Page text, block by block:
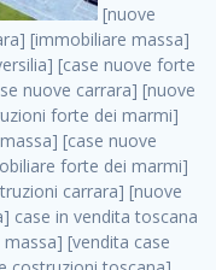
[nuove costruzioni versilia] [vendita case carrara] [immobiliare massa] [case nuove toscana] [case in vendita versilia] [case nuove forte dei marmi] [case in vendita carrara] [case nuove carrara] [nuove costruzioni pietrasanta] [nuove costruzioni forte dei marmi] [immobiliare versilia] [case nuove massa] [case nuove pietrasanta] [case nuove liguria] [immobiliare forte dei marmi] [nuove costruzioni liguria] [nuove costruzioni carrara] [nuove costruzioni massa] [immobiliare carrara] case in vendita toscana [immobiliare liguria] [case in vendita massa] [vendita case massa] [vendita case versilia] [nuove costruzioni toscana] [immobiliare pietrasanta] [immobiliare toscana] [case nuove versilia] nuove costruzioni case nuove in vendita case nuove case in costruzione case nuova costruzione appartamenti nuova costruzione case in vendita nuove costruzioni terreno edificabile nuove costruzioni milano marina di carrara carrara massa massa carrara toscana versilia case in vendita a milano case in vendita a roma appartamenti nuovi in vendita vendita case milano case in vendita torino case in vendita milano case di nuova costruzione nuove costruzioni roma case in vendita roma , costruttori ville . vendita case roma vendita case torino villette nuova costruzione vendita case privati cerco casa milano vendita case impresa edile vendita case genova vendita immobili vendita case nuove cerco casa ville nuova costruzione annunci case in vendita case in vendita nuova costruzione nuove case in vendita case in vendita da privati villette a schiera cerco casa in vendita case in affitto vendita nuove costruzioni costruire case affitto affitto negozio milano cerco casa roma cerco casa nuova costruzione appartamenti in costruzione, costruttori ville . case nuove vendita case in vendita nuove case nuove milano nuove costruzioni morena case in vendita costruzioni case case in vendita tor vergata nuova annunci vendita case case in vendita milano centro, costruttori ville . vendita case nuova costruzione case in vendita privati agenzia immobiliare appartamenti di nuova costruzione ville in costruzione case in vendita a opera nuova costruzione nuove costruzioni torino, costruttori ville . appartamenti nuovi impresa edile roma trova casa costruzioni nuove appartamenti in affitto cantieri in costruzione, costruttori ville . immobiliare nuove costruzioni case in vendita dragona appartamenti in vendita siti vendita case case in vendita roma nord nuovi costruzioni ville nuove in vendita nuove costruzioni in vendita trovocasa cerco casa affitto villette in vendita nuove costruzioni immobiliari nuove costruzioni bologna toscano immobiliare palermo nuovi appartamenti vendita case dragona nuova costruzione case in vendita villaggio prenestino, costruttori ville . case in vendita dal costruttore imprese edili torino nuove costruzioni firenze immobiliare case nuove in costruzione toscano immobiliare milano, costruttori ville . casanuova case in vendita acilia dragona case in vendita di nuova costruzione case in vendita da costruttore nuove costruzioni eur case e cantieri appartamenti in vendita nuova costruzione case in vendita a dragona roma case in vendita nuove case in costruzione porta portese immobiliare appartamenti cerco casa disperatamente case in vendita torresina cascine in vendita vendita immobili roma, costruttori ville . milano nuove costruzioni morena case in vendita costruzioni edili nuove costruzioni catania visure catastali on line gratis nuove costruzioni monza case in costruzione milano, costruttori ville . nuove costruzioni boccea vendita immobili milano attico immobiliare roma vendita imprese edili bergamo impresa edile bologna case in vendita a classe appartamento nuovo nuove costruzioni pietralata case costruzione case in vendita roma sud nuove costruzioni residenziali a milano appartamenti nuova costruzione milano case in vendita boccea case in vendita morena nuove costruzioni vendita immobili privati, costruttori ville . comprare casa nuova costruzione case in vendita con leasing case in vendita ostia antica case nuova costruzione milano appartamenti nuovi milano case nuove roma nuove costruzioni bari edilizia convenzionata case in vendita a tortona villaggio prenestino case in vendita toscano immobiliare professione casa nuove costruzioni parma impresa costruzioni nuove case nuove costruzioni bergamo vendita immobili torino ville di nuova costruzione solo affitti appartamento nuovo in vendita appartamenti nuova costruzione roma case nuova costruzione roma, costruttori ville . nuove costruzioni a milano case in costruzione roma impresa di costruzioni grimaldi immobiliare costruzioni villetta nuova costruzione case in vendita da imprese edili cerco casa a acquisto casa in costruzione nuove costruzioni mare costruzioni immobiliari cantieri nuove costruzioni acquisto casa nuova costruzione nuove costruzioni padova comprare casa in costruzione impresa edile napoli nuove costruzioni pescara casa risorse immobiliari, costruttori ville . immobili in costruzione villette nuove villette nuove in vendita gabetti imprese edili verona nuove costruzioni milano sud nuovi immobili nuove costruzioni legnano, costruttori ville . cantieri nuove costruzioni milano villa nuova case vendita nuove costruzioni appartamenti in vendita nuovi immobili nuovi costruttori case imprese edili brescia nuovi appartamenti milano case in vendita selva nera casa nuova retecasa case nuova costruzione in vendita monolocale imprese edili firenze imprese edili padova frimm vendita case dragona nuove costruzioni vendita imprese edili parma imprese di costruzioni milano immobiliare toscano frimm immobiliare roma case case dal costruttore acquisto terreno agricolo imprese edili italiane roma vende casa case nuove a milano nuove costruzioni a roma imprese costruzioni roma cerco casa nuova immobili di nuova costruzione case in vendita castelverde roma impresa edile palermo rent to buy roma nuove costruzioni, costruttori ville . tempocasa case in vendita a riscatto nuove costruzioni varese nuove costruzioni bolzano vendita case in costruzione nuove costruzioni lecce cantiere milano costruire villa imprese edili treviso impresa edile catania case in vendita roma tiburtina vendita appartamenti nuova costruzione vendita immobili commerciali case nuove in vendita milano nuove costruzioni seregno cerca casa vendita cerco casa milano vendita nuove costruzioni milano ovest vendita case nuove milano imprese edili modena nuove costruzioni milano centro case in vendita aranova nuove abitazioni, costruttori ville ., costruttori ville . nuove costruzioni brescia nuove costruzioni como appartamenti nuovi in vendita a milano case in vendita bologna nuove costruzioni appartamenti in vendita milano nuova costruzione imprese edili como morena nuove costruzioni nuove costruzioni case vendita appartamenti nuovi nuove costruzioni salerno eurekasa villette in costruzione bilocali nuovi case nuove in vendita a roma case in vendita con permuta nuove costruzioni trento impresa edile varese imprese costruzioni milano imprese edili venezia case in vendita prenestina imprese edili spa nuove costruzioni gallarate roma nuove costruzioni case in nuova costruzione nuovi case nuove in vendita a milano nuove costruzioni loano nuovi cantieri milano imprese edili novara case in vendita roma est imprese di costruzioni roma appartamenti in costruzione milano nuovi cantieri cerco casa vendita milano nuove costruzioni brugherio vendita case da imprese edili imprese edili udine nuove costruzioni direttamente dal costruttore imprese edili vicenza case in vendita a loano nuova costruzione nuove villette prezzi case nuove case in vendita in costruzione compravendita terreno agricolo cantiere, costruttori ville . case in vendita milano navigli costruzione nuova casa costruzioni nuove milano nuove costruzioni roma rent to buy nuove costruzioni taranto palazzo in costruzione vendita appartamenti nuova costruzione milano centro costruzioni milano case in vendita milano nuove costruzioni case in vendita milano sud impresa edile como case nuove a roma boccea case in vendita imprese edili trento nuove costruzioni buccinasco case in costruzione a milano nuove costruzioni ripamonti case in vendita a salerno nuove costruzioni nuove residenze milano case nuove vendita milano nuove costruzioni milano nord nuove costruzioni livorno vendita nuove costruzioni roma nuove costruzioni liguria costruzioni roma cerco casa roma vendita nuove costruzioni classe a impresa edile rimini nuovi annunci case in vendita nuove costruzioni magenta todini costruzioni case grezze in vendita vendita appartamenti nuovi milano case in vendita gallaratese milano nuove costruzioni arezzo, costruttori ville . case in vendita castelverde case nuove dal costruttore nuovo appartamento nuove costruzioni desenzano imprese edili lombardia imprese edili veneto appartamenti in costruzione roma case vendita pescara nuove costruzioni case in vendita ad acilia imprese edili verona e provincia nuove costruzioni desio appartamenti classe a milano firenze nuove costruzioni pirelli re immobiliare grandi imprese di costruzioni case in vendita torresina roma case in vendita navigli milano nuove costruzioni roma centro nuovecostruzioni appartamenti nuovi a milano impresa edile ancona nuove residenze dragona case in vendita nuove costruzioni brindisi vendita nuove costruzioni milano case in vendita arredate nuove case milano case nuove milano centro sito impresa edile nuove costruzioni montesilvano case vendita monza nuove costruzioni vendita case nuove roma impresa edile mon